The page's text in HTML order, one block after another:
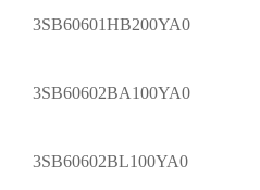
3SB60601HB200YA0
3SB60602BA100YA0
3SB60602BL100YA0